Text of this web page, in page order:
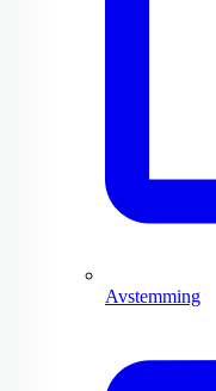
Avstemming